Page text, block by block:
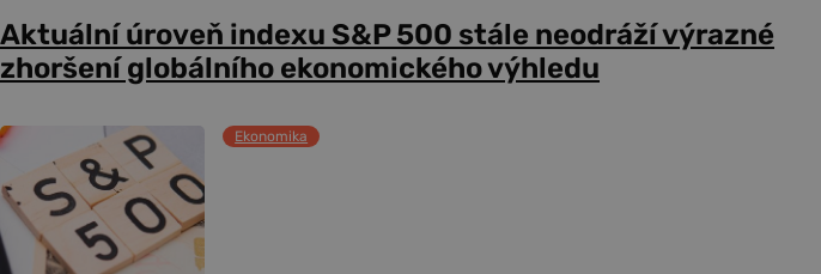
Aktuální úroveň indexu S&P 500 stále neodráží výrazné
zhoršení globálního ekonomického výhledu
Ekonomika